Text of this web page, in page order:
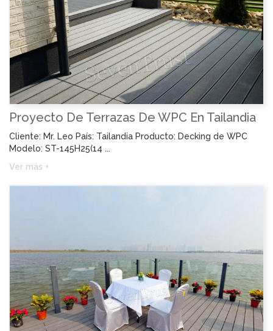
Proyecto De Terrazas De WPC En Tailandia
Cliente: Mr. Leo País: Tailandia Producto: Decking de WPC
Modelo: ST-145H25(14 ...
Ver más +